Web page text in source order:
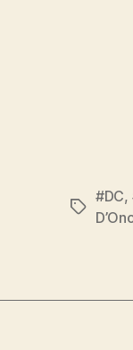
Tags
#DC,